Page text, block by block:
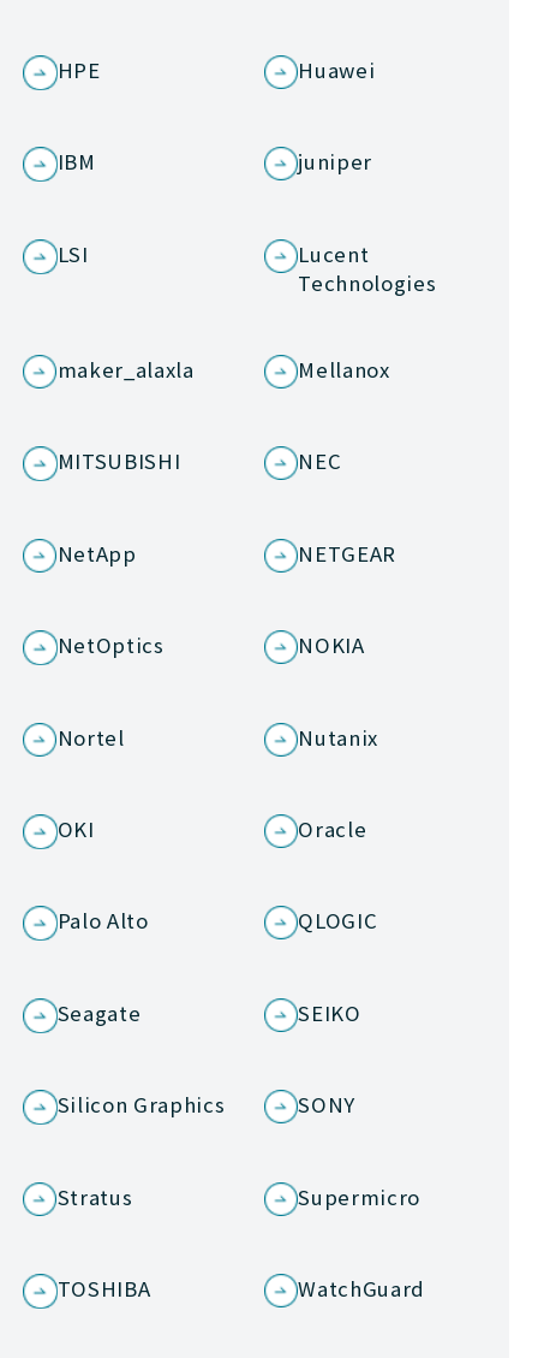
HPE Huawei
IBM juniper
LSI
Lucent
Technologies
maker_alaxla Mellanox
MITSUBISHI NEC
NetApp NETGEAR
NetOptics NOKIA
Nortel Nutanix
OKI Oracle
Palo Alto QLOGIC
Seagate SEIKO
Silicon Graphics SONY
Stratus Supermicro
TOSHIBA WatchGuard